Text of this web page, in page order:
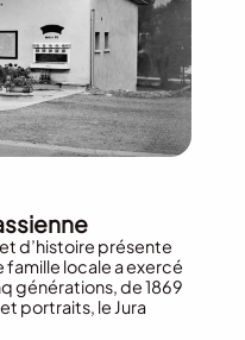
d’histoire présente
locale a exercé
générations, de 1869
portraits, le Jura